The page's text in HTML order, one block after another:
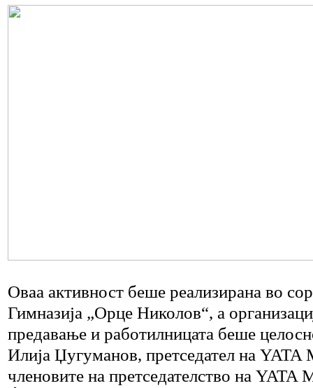
Оваа активност беше реализирана во
Гимназија „Орце Николов“, а
предавање и работилницата беше
Илија Џугуманов, претседател на YATA
членовите на претседателство на YATA